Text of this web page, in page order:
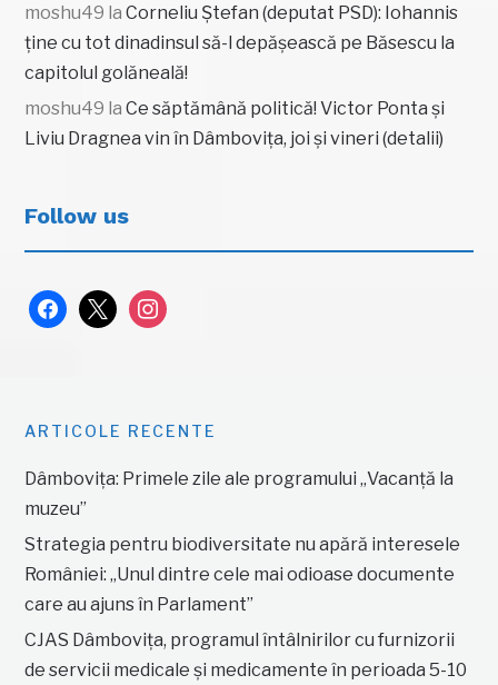
moshu49 laCorneliu Ștefan (deputat PSD): Iohannis
ține cu tot dinadinsul să-l depășească pe Băsescu la
capitolul golăneală!
moshu49 laCe săptămână politică! Victor Ponta și
Liviu Dragnea vin în Dâmbovița, joi și vineri (detalii)
Follow us
facebook
x instagram
ARTICOLE RECENTE
Dâmbovița: Primele zile ale programului „Vacanță la
muzeu”
Strategia pentru biodiversitate nu apără interesele
României: „Unul dintre cele mai odioase documente
care au ajuns în Parlament”
CJAS Dâmbovița, programul întâlnirilor cu furnizorii
de servicii medicale și medicamente în perioada 5-10